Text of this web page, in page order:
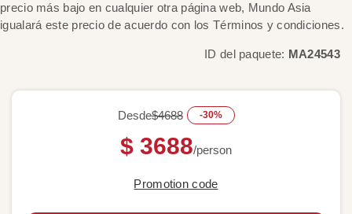
precio más bajo en cualquier otra página web, Mundo Asia
igualará este precio de acuerdo con los Términos y condiciones.
ID del paquete: MA24543
Desde$4688 -30%
$ 3688/person
Promotion code